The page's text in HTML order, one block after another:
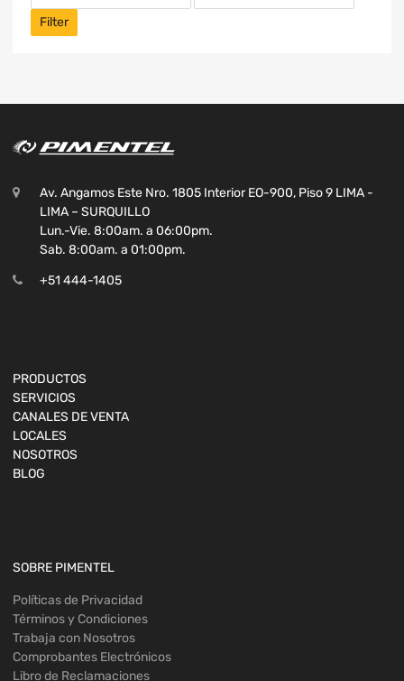
Filter
Av. Angamos Este Nro. 1805 Interior EO-900, Piso 9 LIMA -
LIMA – SURQUILLO
Lun.-Vie. 8:00am. a 06:00pm.
Sab. 8:00am. a 01:00pm.
+51 444-1405
PRODUCTOS
SERVICIOS
CANALES DE VENTA
LOCALES
NOSOTROS
BLOG
SOBRE PIMENTEL
Políticas de Privacidad
Términos y Condiciones
Trabaja con Nosotros
Comprobantes Electrónicos
Libro de Reclamaciones